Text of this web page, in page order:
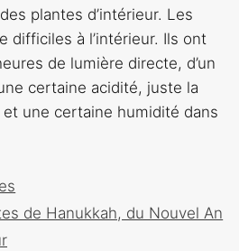
plantes d’intérieur. Les
difficiles à l’intérieur. Ils ont
de lumière directe, d’un
certaine acidité, juste la
et une certaine humidité dans
de Hanukkah, du Nouvel An